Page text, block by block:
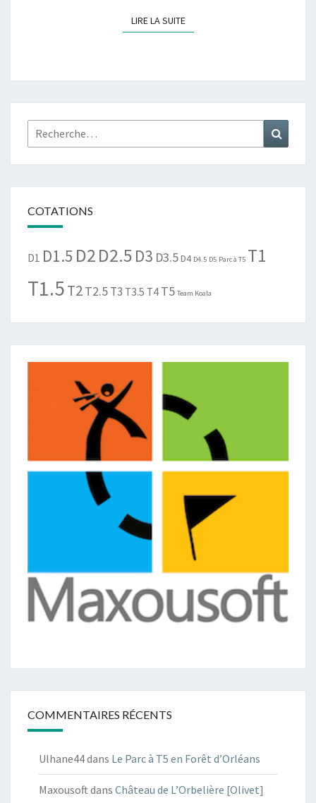
LIRE LA SUITELIRE LA SUITE
Rechercher :
COTATIONS
D1 D1.5 D2D2.5 D3 D3.5 D4 D4.5 D5 Parc à T5 T1
T1.5T2T2.5T3 T3.5 T4 T5 Team Koala
COMMENTAIRES RÉCENTS
Ulhane44dans Le Parc à T5 en Forêt d’Orléans
Maxousoft dans Château de L’Orbelière [Olivet]